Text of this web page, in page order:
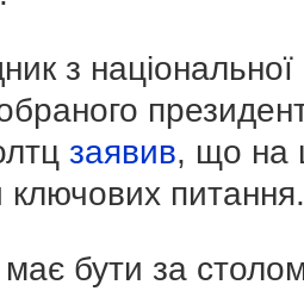
з національної
заявив, що на
питання.
бути за